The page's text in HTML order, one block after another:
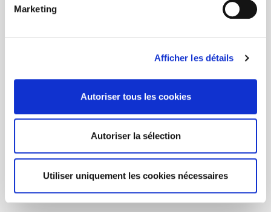
Marketing
Afficher les détails
Autoriser tous les cookies
Autoriser la sélection
Utiliser uniquement les cookies nécessaires